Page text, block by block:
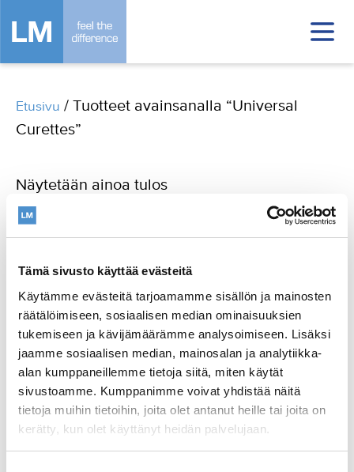
Tämä sivusto käyttää evästeitä
Käytämme evästeitä tarjoamamme sisällön ja mainosten
räätälöimiseen, sosiaalisen median ominaisuuksien
tukemiseen ja kävijämäärämme analysoimiseen. Lisäksi
jaamme sosiaalisen median, mainosalan ja analytiikka-
alan kumppaneillemme tietoja siitä, miten käytät
sivustoamme. Kumppanimme voivat yhdistää näitä
tietoja muihin tietoihin, joita olet antanut heille tai joita on
kerätty, kun olet käyttänyt heidän palvelujaan.
Etusivu / Tuotteet avainsanalla “Universal
Curettes”
Näytetään ainoa tulos
Columbia 4L-
4R SD